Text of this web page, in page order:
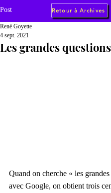
Post
Les grandes
René Goyette
4 sept. 2021
Quand on cherche « les
avec Google, on obtient trois
Retour à Archives